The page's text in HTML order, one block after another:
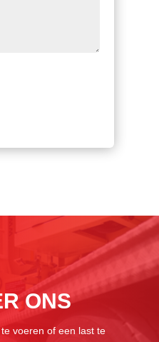
ONS
voeren of een last te